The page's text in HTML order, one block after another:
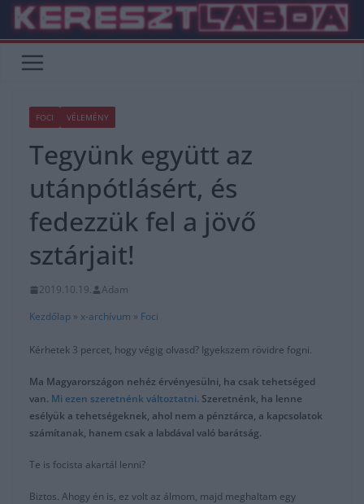
Skip
content
FOCI VÉLEMÉNY
Tegyünk együtt az
utánpótlásért, és
fedezzük fel a jövő
sztárjait!
2019.10.19.
Adam
Kezdőlap » x-archívum » Foci
Kérhetek 3 percet, hogy végig olvasd? Igyekszem rövidre fogni.
Ma Magyarországon nehéz érvényesülni, ha csak tehetséged
van. Mi ezen szeretnénk változtatni. Szeretnénk, ha lenne
esélyük a tehetségeknek, ahol nem a pénztárca, a kapcsolatok
számítanak, hanem csak a labdával való barátság.
Te is focista akartál lenni?
Biztos. Ahogy én is, ez volt az álmom, majd meghaltam egy